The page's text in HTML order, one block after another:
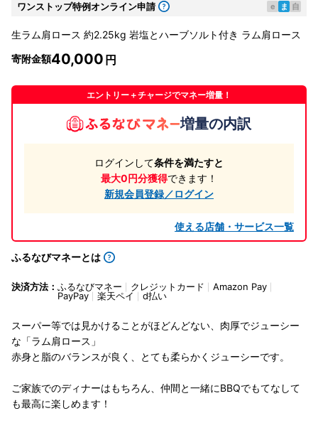
ワンストップ特例オンライン申請 e ま 自
生ラム肩ロース 約2.25kg 岩塩とハーブソルト付き ラム肩ロース
寄附金額40,000
エントリー＋チャージでマネー増量！
増量の内訳
ログインして条件を満たすと
最大0円分獲得できます！
新規会員登録／ログイン
使える店舗・サービス一覧
ふるなびマネーとは
決済方法： ふるなびマネー クレジットカード
Amazon Pay
PayPay
楽天ペイ d払い
スーパー等では見かけることがほどんどない、肉厚でジューシー
な「ラム肩ロース」
赤身と脂のバランスが良く、とても柔らかくジューシーです。
ご家族でのディナーはもちろん、仲間と一緒にBBQでもてなして
も最高に楽しめます！